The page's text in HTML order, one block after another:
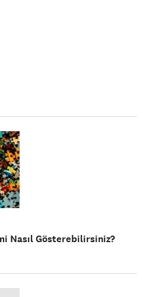
Nasıl Gösterebilirsiniz?